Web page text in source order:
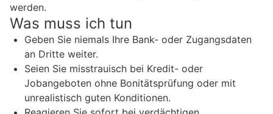
werden.
Was muss ich tun
Geben Sie niemals Ihre Bank- oder Zugangsdaten
an Dritte weiter.
Seien Sie misstrauisch bei Kredit- oder
Jobangeboten ohne Bonitätsprüfung oder mit
unrealistisch guten Konditionen.